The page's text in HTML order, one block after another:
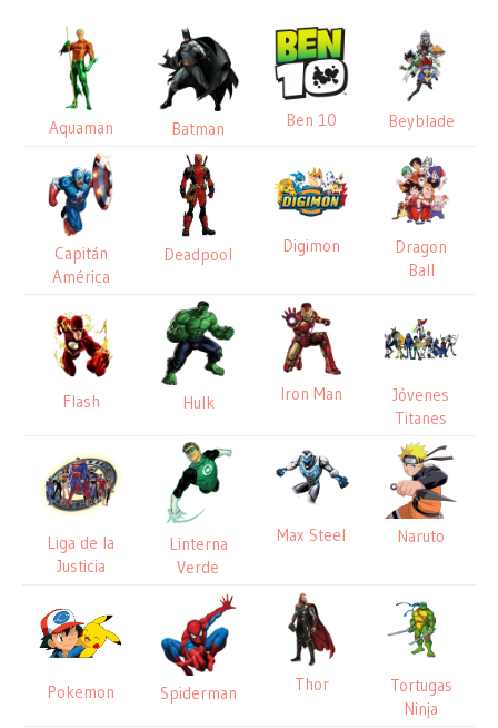
Aquaman Batman Ben 10 Beyblade
Capitán
América
Deadpool Digimon
Dragon
Ball
Flash Hulk Iron Man
Jóvenes
Titanes
Liga de la
Justicia
Linterna
Verde
Max Steel Naruto
Pokemon Spiderman Thor
Tortugas
Ninja